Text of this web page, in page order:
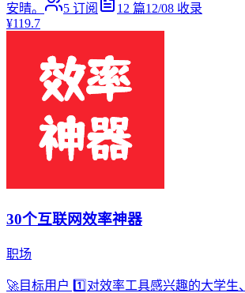
安晴。 5 订阅 12 篇12/08 收录
¥119.7
30个互联网效率神器
职场
🚀目标用户 1️⃣对效率工具感兴趣的大学生